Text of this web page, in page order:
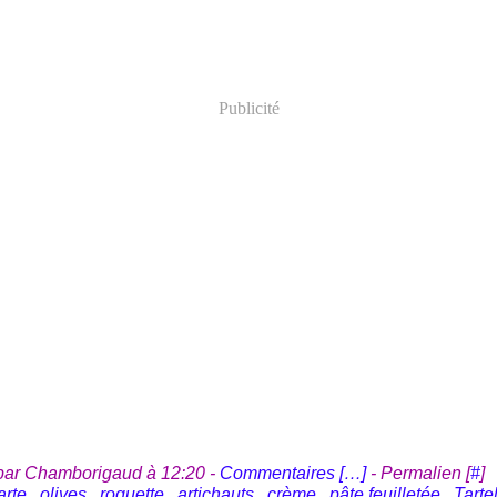
Publicité
Chamborigaud à 12:20 - Commentaires […]- Permalien [#]